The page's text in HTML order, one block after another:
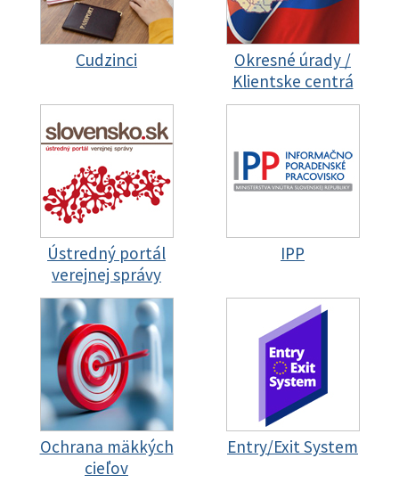
Cudzinci
Okresné úrady /
Klientske centrá
Ústredný portál
verejnej správy
IPP
Ochrana mäkkých
cieľov
Entry/Exit System